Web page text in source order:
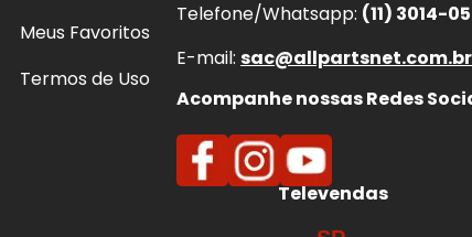
Meus Favoritos
Termos de Uso
Telefone/Whatsapp: (11) 3014-
E-mail: sac@allpartsnet.com.br
Acompanhe nossas Redes
Televendas